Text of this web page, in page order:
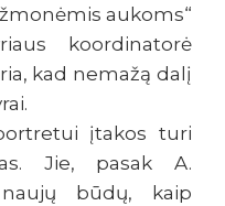
aukoms“
koordinatorė
kad nemažą dalį
įtakos turi
Jie, pasak A.
būdų, kaip